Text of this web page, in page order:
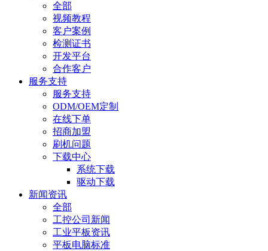
全部
视频教程
客户案例
检测证书
开发平台
合作客户
服务支持
服务支持
ODM/OEM定制
在线下单
招商加盟
刷机问题
下载中心
系统下载
驱动下载
新闻资讯
全部
工控公司新闻
工业平板资讯
平板电脑标准